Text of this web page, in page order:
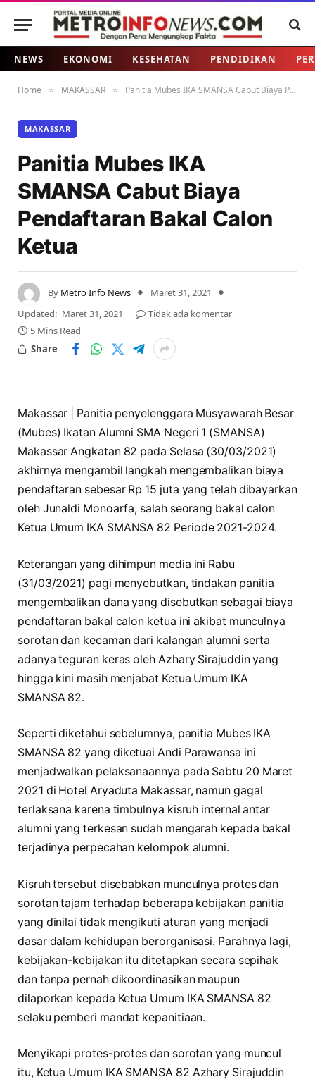
NEWS EKONOMI KESEHATAN PENDIDIKAN
Home » MAKASSAR » Panitia Mubes IKA SMANSA Cabut Biaya Pendaftaran Bakal Calon Ketua
MAKASSAR
Panitia Mubes IKA
SMANSA Cabut Biaya
Pendaftaran Bakal Calon
Ketua
By Metro Info News
Maret 31, 2021
Updated: Maret 31, 2021
Tidak ada komentar
5 Mins Read
Share
Makassar | Panitia penyelenggara Musyawarah Besar
(Mubes) Ikatan Alumni SMA Negeri 1 (SMANSA)
Makassar Angkatan 82 pada Selasa (30/03/2021)
akhirnya mengambil langkah mengembalikan biaya
pendaftaran sebesar Rp 15 juta yang telah dibayarkan
oleh Junaldi Monoarfa, salah seorang bakal calon
Ketua Umum IKA SMANSA 82 Periode 2021-2024.
Keterangan yang dihimpun media ini Rabu
(31/03/2021) pagi menyebutkan, tindakan panitia
mengembalikan dana yang disebutkan sebagai biaya
pendaftaran bakal calon ketua ini akibat munculnya
sorotan dan kecaman dari kalangan alumni serta
adanya teguran keras oleh Azhary Sirajuddin yang
hingga kini masih menjabat Ketua Umum IKA
SMANSA 82.
Seperti diketahui sebelumnya, panitia Mubes IKA
SMANSA 82 yang diketuai Andi Parawansa ini
menjadwalkan pelaksanaannya pada Sabtu 20 Maret
2021 di Hotel Aryaduta Makassar, namun gagal
terlaksana karena timbulnya kisruh internal antar
alumni yang terkesan sudah mengarah kepada bakal
terjadinya perpecahan kelompok alumni.
Kisruh tersebut disebabkan munculnya protes dan
sorotan tajam terhadap beberapa kebijakan panitia
yang dinilai tidak mengikuti aturan yang menjadi
dasar dalam kehidupan berorganisasi. Parahnya lagi,
kebijakan-kebijakan itu ditetapkan secara sepihak
dan tanpa pernah dikoordinasikan maupun
dilaporkan kepada Ketua Umum IKA SMANSA 82
selaku pemberi mandat kepanitiaan.
Menyikapi protes-protes dan sorotan yang muncul
itu, Ketua Umum IKA SMANSA 82 Azhary Sirajuddin